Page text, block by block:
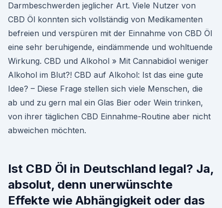
Darmbeschwerden jeglicher Art. Viele Nutzer von
CBD Öl konnten sich vollständig von Medikamenten
befreien und verspüren mit der Einnahme von CBD Öl
eine sehr beruhigende, eindämmende und wohltuende
Wirkung. CBD und Alkohol » Mit Cannabidiol weniger
Alkohol im Blut?! CBD auf Alkohol: Ist das eine gute
Idee? – Diese Frage stellen sich viele Menschen, die
ab und zu gern mal ein Glas Bier oder Wein trinken,
von ihrer täglichen CBD Einnahme-Routine aber nicht
abweichen möchten.
Ist CBD Öl in Deutschland legal? Ja,
absolut, denn unerwünschte
Effekte wie Abhängigkeit oder das